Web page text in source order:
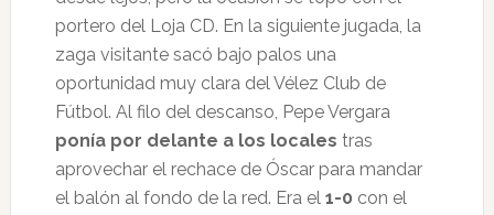
portero del Loja CD. En la siguiente jugada, la
zaga visitante sacó bajo palos una
oportunidad muy clara del Vélez Club de
Fútbol. Al filo del descanso, Pepe Vergara
ponía por delante a los locales tras
aprovechar el rechace de Óscar para mandar
el balón al fondo de la red. Era el 1-0 con el